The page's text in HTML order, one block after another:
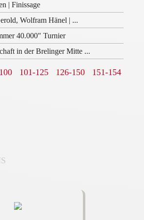
| Finissage
Wolfram Hänel | ...
40.000" Turnier
in der Brelinger Mitte ...
101-125 126-150 151-154